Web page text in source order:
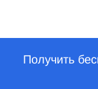
Получить